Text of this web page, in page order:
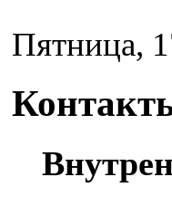
Пятница,